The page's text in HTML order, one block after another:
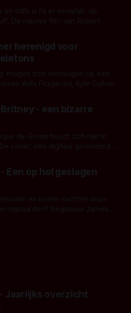
en stills is hij er eindelijk: de
De nieuwe film van Robert
Het topic deze keer is (kon
Kijk je mee?
herenigd voor
mogen zich verheugen op een
Willa Fitzgerald, Kyle Gallner
feature waarvoor de
- een bizarre
de Groen houdt zich niet in
cover, een digitaal gerenderd en
maar onheilspellends,
De Groen met ieder woord
Een op hol geslagen
en beren dachten deze
nijlpaarden? Regisseur James
Jaarlijks overzicht